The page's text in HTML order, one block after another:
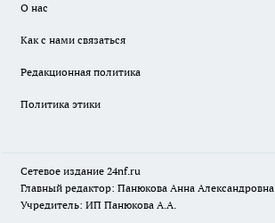
О нас
Как с нами связаться
Редакционная политика
Политика этики
Сетевое издание 24nf.ru
Главный редактор: Панюкова Анна Александровна
Учредитель: ИП Панюкова А.А.